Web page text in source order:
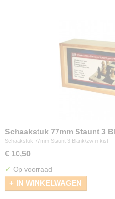
Schaakstuk 77mm Staunt 3
Schaakstuk 77mm Staunt 3 Blank/zw in kist
€ 10,50
✓ Op voorraad
IN WINKELWAGEN